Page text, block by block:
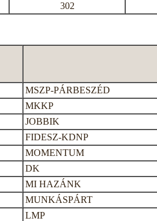
302
MSZP-PÁRBESZÉD
MKKP
JOBBIK
FIDESZ-KDNP
MOMENTUM
DK
MI HAZÁNK
MUNKÁSPÁRT
LMP